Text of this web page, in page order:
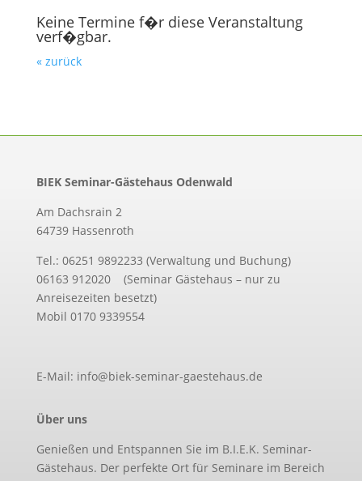
Keine Termine f�r diese Veranstaltung
verf�gbar.
« zurück
BIEK Seminar-Gästehaus Odenwald
Am Dachsrain 2
64739 Hassenroth
Tel.: 06251 9892233 (Verwaltung und Buchung)
06163 912020 (Seminar Gästehaus – nur zu
Anreisezeiten besetzt)
Mobil 0170 9339554
E-Mail: info@biek-seminar-gaestehaus.de
Über uns
Genießen und Entspannen Sie im B.I.E.K. Seminar-
Gästehaus. Der perfekte Ort für Seminare im Bereich